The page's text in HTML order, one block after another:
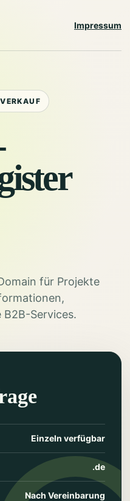
Impressum
für Projekte
Services.
Einzeln verfügbar
.de
Nach Vereinbarung